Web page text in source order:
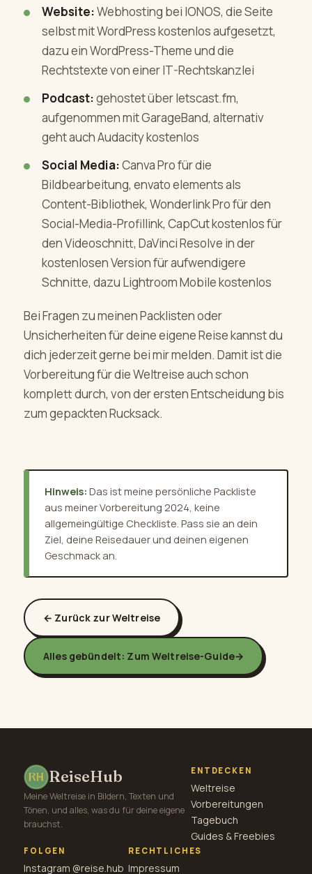
Website:Webhosting bei IONOS, die Seite
selbst mit WordPress kostenlos aufgesetzt,
dazu ein WordPress-Theme und die
Rechtstexte von einer IT-Rechtskanzlei
Podcast:gehostet über letscast.fm,
aufgenommen mit GarageBand, alternativ
geht auch Audacity kostenlos
Social Media:Canva Pro für die
Bildbearbeitung, envato elements als
Content-Bibliothek, Wonderlink Pro für den
Social-Media-Profillink, CapCut kostenlos für
den Videoschnitt, DaVinci Resolve in der
kostenlosen Version für aufwendigere
Schnitte, dazu Lightroom Mobile kostenlos
Bei Fragen zu meinen Packlisten oder
Unsicherheiten für deine eigene Reise kannst du
dich jederzeit gerne bei mir melden. Damit ist die
Vorbereitung für die Weltreise auch schon
komplett durch, von der ersten Entscheidung bis
zum gepackten Rucksack.
Hinweis: Das ist meine persönliche Packliste
aus meiner Vorbereitung 2024, keine
allgemeingültige Checkliste. Pass sie an dein
Ziel, deine Reisedauer und deinen eigenen
Geschmack an.
← Zurück zur Weltreise
Alles gebündelt: Zum Weltreise-Guide→
ReiseHub
Meine Weltreise in Bildern, Texten und
Tönen, und alles, was du für deine eigene
brauchst.
ENTDECKEN
Weltreise
Vorbereitungen
Tagebuch
Guides & Freebies
FOLGEN
Instagram @reise.hub
RECHTLICHES
Impressum